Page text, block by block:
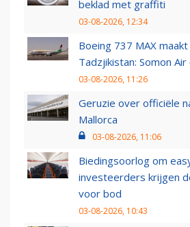
beklad met graffiti
03-08-2026, 12:34
Boeing 737 MAX
Tadzjikistan: Somon
03-08-2026, 11:26
Geruzie over officiële
Mallorca
03-08-2026, 11:06
Biedingsoorlog om
investeerders krijgen
voor bod
03-08-2026, 10:43